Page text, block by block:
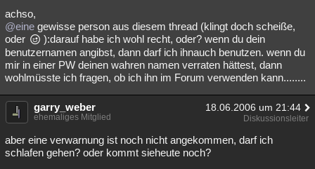
achso,
@eine gewisse person aus diesem thread (klingt doch scheiße,
oder
):darauf habe ich wohl recht, oder? wenn du dein
benutzernamen angibst, dann darf ich ihnauch benutzen. wenn du
mir in einer PW deinen wahren namen verraten hättest, dann
wohlmüsste ich fragen, ob ich ihn im Forum verwenden kann........
garry_weber 18.06.2006 um 21:44
ehemaliges Mitglied Diskussionsleiter
aber eine verwarnung ist noch nicht angekommen, darf ich
schlafen gehen? oder kommt sieheute noch?